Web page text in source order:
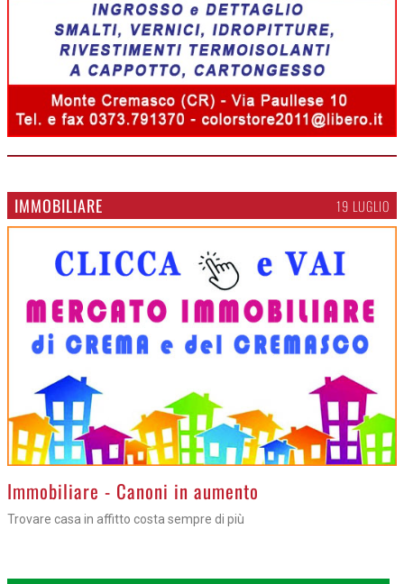
IMMOBILIARE 19 LUGLIO
>Immobiliare - Canoni in aumento
Trovare casa in affitto costa sempre di più